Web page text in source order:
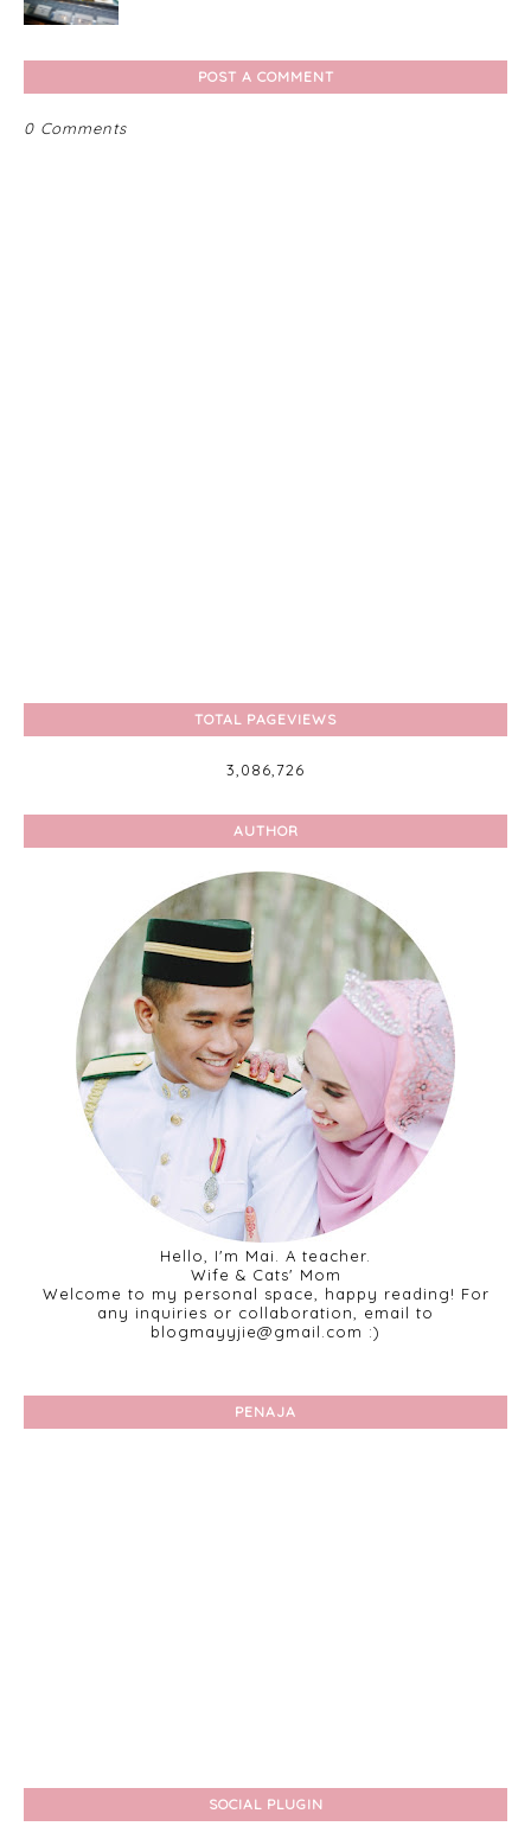
POST A COMMENT
0 Comments
TOTAL PAGEVIEWS
3,086,726
AUTHOR
Hello, I'm Mai. A teacher.
Wife & Cats' Mom
Welcome to my personal space, happy reading! For
any inquiries or collaboration, email to
blogmayyjie@gmail.com :)
PENAJA
SOCIAL PLUGIN